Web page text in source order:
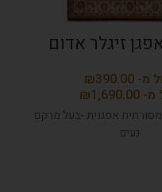
זיגלר אדום
₪
₪
אפגנית -בעל מרקם
נעים